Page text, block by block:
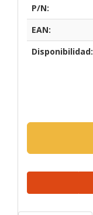
P/N:
EAN:
Disponibilidad: